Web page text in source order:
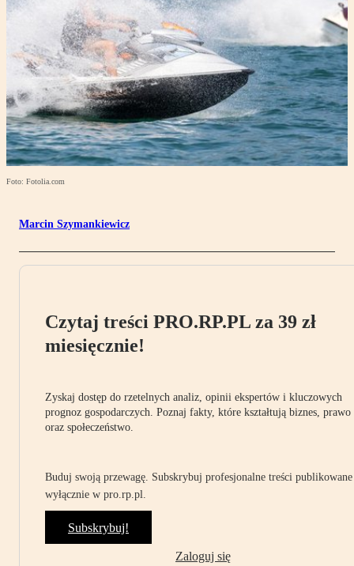
Foto: Fotolia.com
Marcin Szymankiewicz
Czytaj treści PRO.RP.PL za 39 zł
miesięcznie!
Zyskaj dostęp do rzetelnych analiz, opinii ekspertów i kluczowych
prognoz gospodarczych. Poznaj fakty, które kształtują biznes, prawo
oraz społeczeństwo.
Buduj swoją przewagę. Subskrybuj profesjonalne treści publikowane
wyłącznie w pro.rp.pl.
Subskrybuj!
Zaloguj się